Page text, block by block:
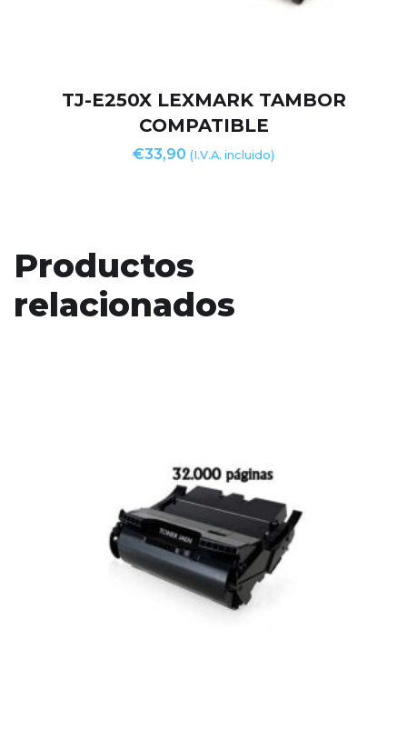
TJ-E250X LEXMARK TAMBOR
COMPATIBLE
€33,90 (I.V.A. incluido)
Productos
relacionados